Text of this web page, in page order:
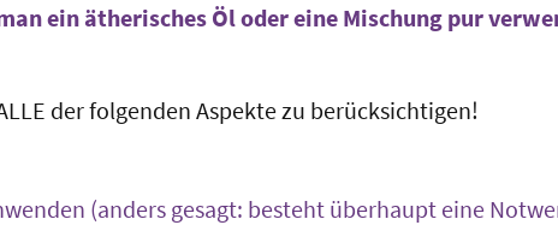
ein ätherisches Öl oder eine Mischung pur
der folgenden Aspekte zu berücksichtigen!
(anders gesagt: besteht überhaupt eine